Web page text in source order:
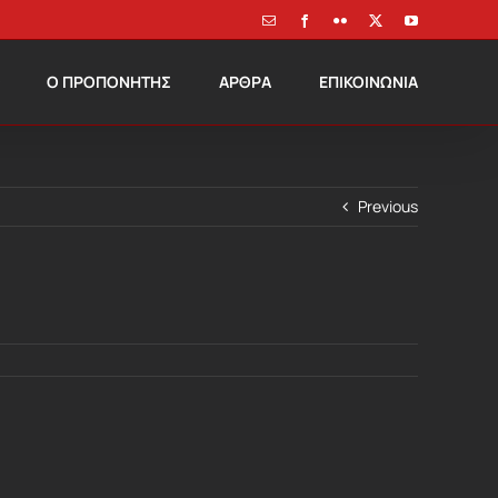
Email FacebookFlickr YouTube
Ο ΠΡΟΠΟΝΗΤΗΣ ΑΡΘΡΑ ΕΠΙΚΟΙΝΩΝΙΑ
Previous